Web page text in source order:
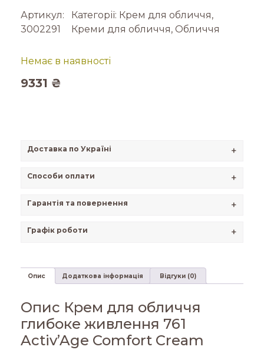
9331 ₴
Немає в наявності
Артикул:
3002291
Категорії: Крем для обличчя,
Креми для обличчя, Обличчя
Доставка по Україні +
Способи оплати +
Гарантія та повернення +
Графік роботи +
Опис Додаткова інформація Відгуки (0)
Опис Крем для обличчя
глибоке живлення 761
Activ’Age Comfort Cream